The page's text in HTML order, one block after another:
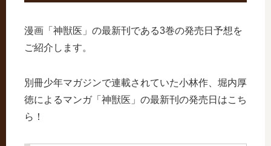
漫画「神獣医」の最新刊である3巻の発売日予想を
ご紹介します。
別冊少年マガジンで連載されていた小林作、堀内厚
徳によるマンガ「神獣医」の最新刊の発売日はこち
ら！